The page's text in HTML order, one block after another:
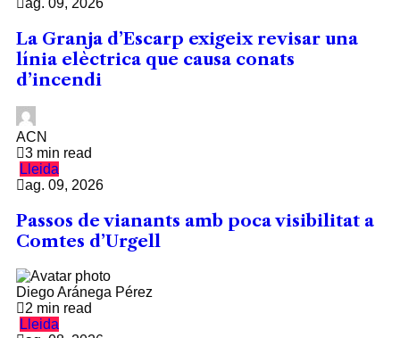
ag. 09, 2026
La Granja d’Escarp exigeix revisar una
línia elèctrica que causa conats
d’incendi
ACN
3 min read
Lleida
ag. 09, 2026
Passos de vianants amb poca visibilitat a
Comtes d’Urgell
Diego Aránega Pérez
2 min read
Lleida